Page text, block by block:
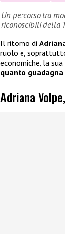
Un percorso tra
riconoscibili della
Il ritorno di
ruolo e,
economiche, la
quanto guadagna
Adriana